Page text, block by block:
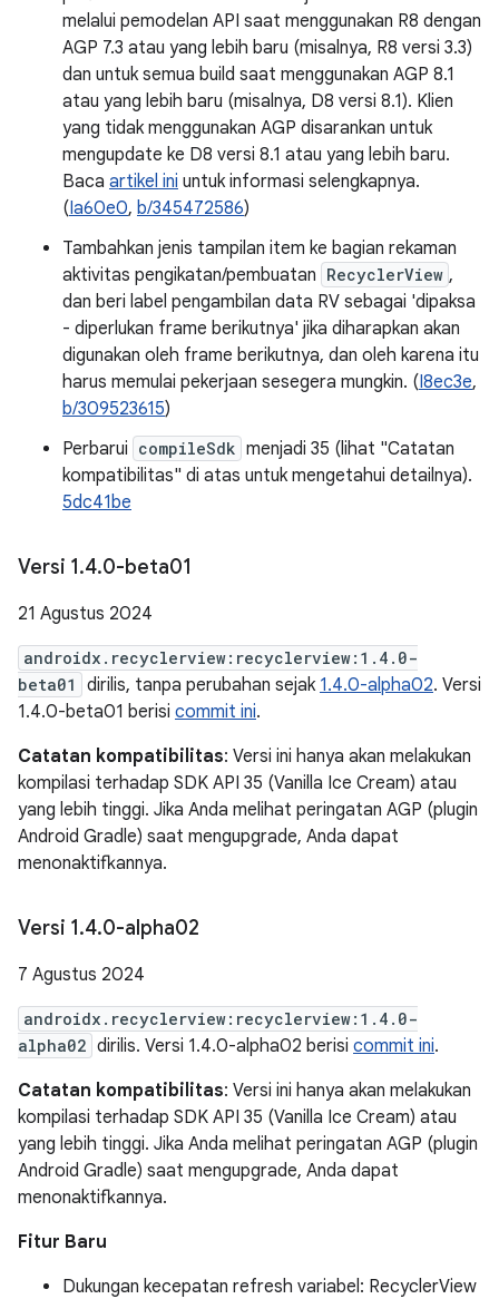
melalui pemodelan API saat menggunakan R8 dengan
AGP 7.3 atau yang lebih baru (misalnya, R8 versi 3.3)
dan untuk semua build saat menggunakan AGP 8.1
atau yang lebih baru (misalnya, D8 versi 8.1). Klien
yang tidak menggunakan AGP disarankan untuk
mengupdate ke D8 versi 8.1 atau yang lebih baru.
Baca artikel ini untuk informasi selengkapnya.
(Ia60e0, b/345472586)
Tambahkan jenis tampilan item ke bagian rekaman
aktivitas pengikatan/pembuatan RecyclerView ,
dan beri label pengambilan data RV sebagai 'dipaksa
- diperlukan frame berikutnya' jika diharapkan akan
digunakan oleh frame berikutnya, dan oleh karena itu
harus memulai pekerjaan sesegera mungkin. (I8ec3e,
b/309523615)
Perbarui compileSdk menjadi 35 (lihat "Catatan
kompatibilitas" di atas untuk mengetahui detailnya).
5dc41be
Versi 1.4.0-beta01
21 Agustus 2024
androidx.recyclerview:recyclerview:1.4.0-
beta01
dirilis, tanpa perubahan sejak 1.4.0-alpha02. Versi
1.4.0-beta01 berisi commit ini.
Catatan kompatibilitas: Versi ini hanya akan melakukan
kompilasi terhadap SDK API 35 (Vanilla Ice Cream) atau
yang lebih tinggi. Jika Anda melihat peringatan AGP (plugin
Android Gradle) saat mengupgrade, Anda dapat
menonaktifkannya.
Versi 1.4.0-alpha02
7 Agustus 2024
androidx.recyclerview:recyclerview:1.4.0-
alpha02 dirilis. Versi 1.4.0-alpha02 berisi commit ini.
Catatan kompatibilitas: Versi ini hanya akan melakukan
kompilasi terhadap SDK API 35 (Vanilla Ice Cream) atau
yang lebih tinggi. Jika Anda melihat peringatan AGP (plugin
Android Gradle) saat mengupgrade, Anda dapat
menonaktifkannya.
Fitur Baru
Dukungan kecepatan refresh variabel: RecyclerView